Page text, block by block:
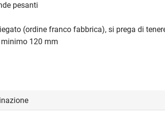
pesanti
(ordine franco fabbrica), si prega di
120 mm